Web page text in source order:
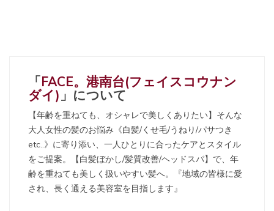
「FACE。港南台(フェイスコウナン
ダイ)」について
【年齢を重ねても、オシャレで美しくありたい】そんな
大人女性の髪のお悩み《白髪/くせ毛/うねり/パサつき
etc..》に寄り添い、一人ひとりに合ったケアとスタイル
をご提案。【白髪ぼかし/髪質改善/ヘッドスパ】で、年
齢を重ねても美しく扱いやすい髪へ。『地域の皆様に愛
され、長く通える美容室を目指します』